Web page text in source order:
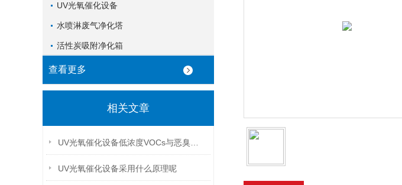
UV光氧催化设备
水喷淋废气净化塔
活性炭吸附净化箱
查看更多
相关文章
UV光氧催化设备采用什么原理呢